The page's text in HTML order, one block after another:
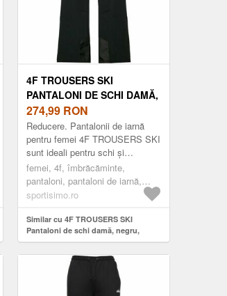
4F TROUSERS SKI
PANTALONI DE SCHI DAMĂ,
NEGRU, MĂRIME
274,99 RON
Reducere. Pantalonii de iarnă
pentru femei 4F TROUSERS SKI
sunt ideali pentru schi și
snowboarding. Datorită
membranei NEO DRY și
tratamentului hidrofug, rez...
femei, 4f, îmbrăcăminte,
pantaloni, pantaloni de iarnă,
pantaloni de schi, negru
sportisimo.ro
Similar cu 4F TROUSERS SKI
Pantaloni de schi damă, negru,
mărime